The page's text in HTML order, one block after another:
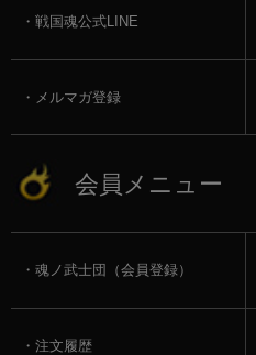
戦国魂公式LINE
メルマガ登録
会員メニュー
魂ノ武士団（会員登録）
注文履歴